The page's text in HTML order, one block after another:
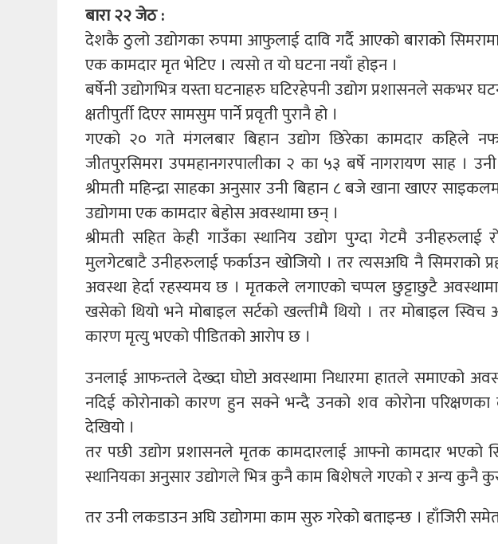
बारा २२ जेठ :
देशकै ठुलो उद्योगका रुपमा आफुलाई दावि गर्दै आएको बाराको
एक कामदार मृत भेटिए । त्यसो त यो घटना नयाँ होइन ।
बर्षेनी उद्योगभित्र यस्ता घटनाहरु घटिरहेपनी उद्योग प्रशासनले सकभर
क्षतीपुर्ती दिएर सामसुम पार्ने प्रवृती पुरानै हो ।
गएको २० गते मंगलबार बिहान उद्योग छिरेका कामदार कहिले
जीतपुरसिमरा उपमहानगरपालीका २ का ५३ बर्षे नागरायण साह ।
श्रीमती महिन्द्रा साहका अनुसार उनी बिहान ८ बजे खाना खाएर
उद्योगमा एक कामदार बेहोस अवस्थामा छन् ।
श्रीमती सहित केही गाउँका स्थानिय उद्योग पुग्दा गेटमै
मुलगेटबाटै उनीहरुलाई फर्काउन खोजियो । तर त्यसअघि नै सिमराको
अवस्था हेर्दा रहस्यमय छ । मृतकले लगाएको चप्पल छुट्टाछुटै
खसेको थियो भने मोबाइल सर्टको खल्तीमै थियो । तर मोबाइल स्विच
कारण मृत्यु भएको पीडितको आरोप छ ।
उनलाई आफन्तले देख्दा घोप्टो अवस्थामा निधारमा हातले समाएको
नदिई कोरोनाको कारण हुन सक्ने भन्दै उनको शव कोरोना परिक्षणका
देखियो ।
तर पछी उद्योग प्रशासनले मृतक कामदारलाई आफ्नो कामदार भएको
स्थानियका अनुसार उद्योगले भित्र कुनै काम बिशेषले गएको र अन्य कुनै
तर उनी लकडाउन अघि उद्योगमा काम सुरु गरेको बताइन्छ । हाँजिरी समेत